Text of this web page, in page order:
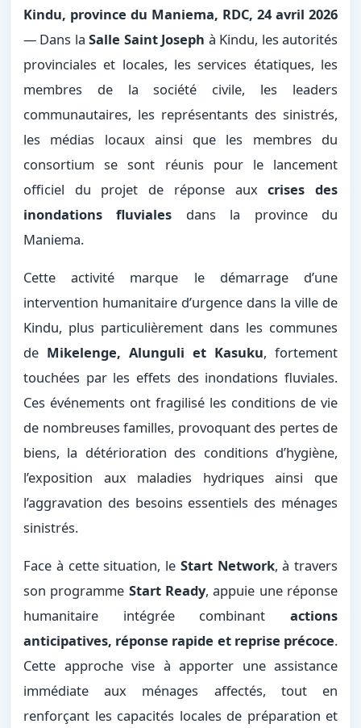
Kindu, province du Maniema, RDC, 24 avril 2026
— Dans laSalle Saint Joseph à Kindu, les autorités
provinciales et locales, les services étatiques, les
membres de la société civile, les leaders
communautaires, les représentants des sinistrés,
les médias locaux ainsi que les membres du
consortium se sont réunis pour le lancement
officiel du projet de réponse auxcrises des
inondations fluviales dans la province du
Maniema.
Cette activité marque le démarrage d’une
intervention humanitaire d’urgence dans la ville de
Kindu, plus particulièrement dans les communes
de Mikelenge, Alunguli et Kasuku, fortement
touchées par les effets des inondations fluviales.
Ces événements ont fragilisé les conditions de vie
de nombreuses familles, provoquant des pertes de
biens, la détérioration des conditions d’hygiène,
l’exposition aux maladies hydriques ainsi que
l’aggravation des besoins essentiels des ménages
sinistrés.
Face à cette situation, le Start Network, à travers
son programme Start Ready, appuie une réponse
humanitaire intégrée combinant actions
anticipatives, réponse rapide et reprise précoce.
Cette approche vise à apporter une assistance
immédiate aux ménages affectés, tout en
renforçant les capacités locales de préparation et